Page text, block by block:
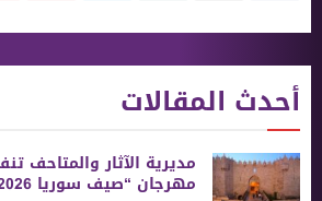
أحدث المقالات
مديرية الآثار والمتاحف
مهرجان “صيف سوريا 2026”